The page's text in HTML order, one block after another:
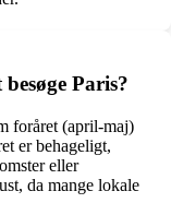
Paris?
foråret (april-maj)
er behageligt,
eller
da mange lokale